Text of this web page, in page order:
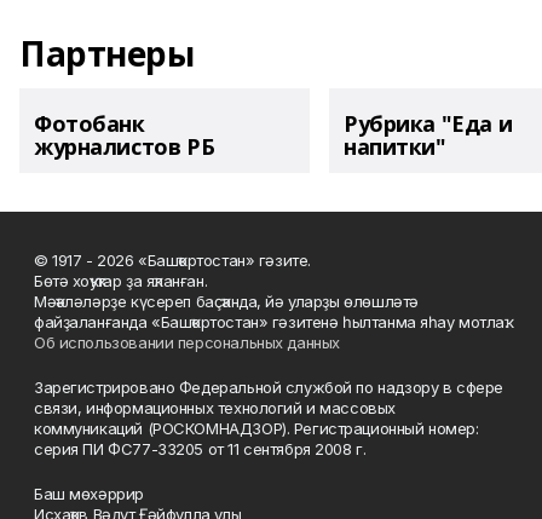
Партнеры
Фотобанк
журналистов РБ
Рубрика "Еда и
напитки"
© 1917 - 2026 «Башҡортостан» гәзите.
Бөтә хоҡуҡтар ҙа яҡланған.
Мәҡәләләрҙе күсереп баҫҡанда, йә уларҙы өлөшләтә
файҙаланғанда «Башҡортостан» гәзитенә һылтанма яһау мотлаҡ.
Об использовании персональных данных
Зарегистрировано Федеральной службой по надзору в сфере
связи, информационных технологий и массовых
коммуникаций (РОСКОМНАДЗОР). Регистрационный номер:
серия ПИ ФС77-33205 от 11 сентября 2008 г.
Баш мөхәррир
Исхаҡов Вәдүт Ғәйфулла улы